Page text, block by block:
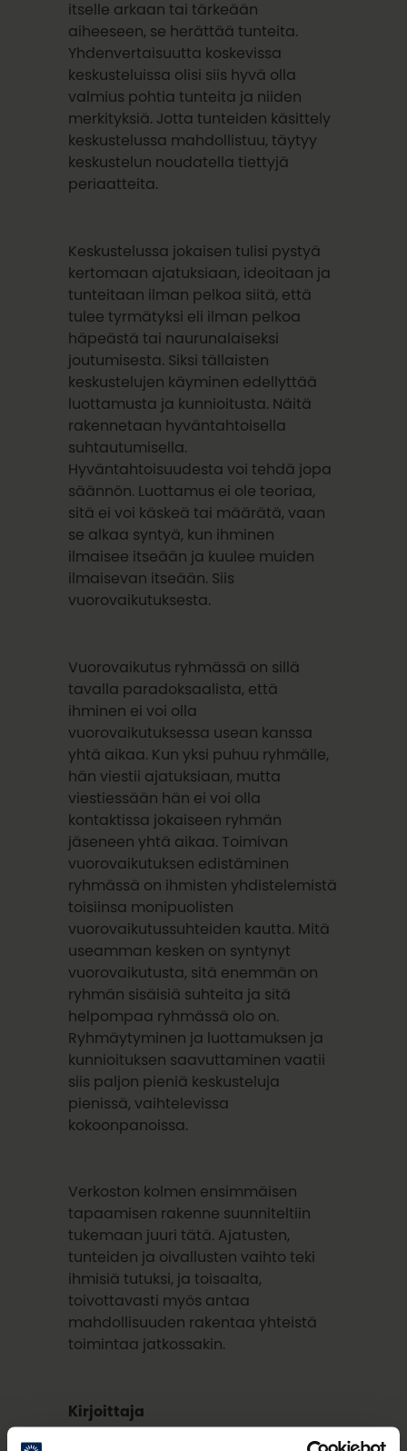
itselle arkaan tai tärkeään
aiheeseen, se herättää tunteita.
Yhdenvertaisuutta koskevissa
keskusteluissa olisi siis hyvä olla
valmius pohtia tunteita ja niiden
merkityksiä. Jotta tunteiden käsittely
keskustelussa mahdollistuu, täytyy
keskustelun noudatella tiettyjä
periaatteita.
Keskustelussa jokaisen tulisi pystyä
kertomaan ajatuksiaan, ideoitaan ja
tunteitaan ilman pelkoa siitä, että
tulee tyrmätyksi eli ilman pelkoa
häpeästä tai naurunalaiseksi
joutumisesta. Siksi tällaisten
keskustelujen käyminen edellyttää
luottamusta ja kunnioitusta. Näitä
rakennetaan hyväntahtoisella
suhtautumisella.
Hyväntahtoisuudesta voi tehdä jopa
säännön. Luottamus ei ole teoriaa,
sitä ei voi käskeä tai määrätä, vaan
se alkaa syntyä, kun ihminen
ilmaisee itseään ja kuulee muiden
ilmaisevan itseään. Siis
vuorovaikutuksesta.
Vuorovaikutus ryhmässä on sillä
tavalla paradoksaalista, että
ihminen ei voi olla
vuorovaikutuksessa usean kanssa
yhtä aikaa. Kun yksi puhuu ryhmälle,
hän viestii ajatuksiaan, mutta
viestiessään hän ei voi olla
kontaktissa jokaiseen ryhmän
jäseneen yhtä aikaa. Toimivan
vuorovaikutuksen edistäminen
ryhmässä on ihmisten yhdistelemistä
toisiinsa monipuolisten
vuorovaikutussuhteiden kautta. Mitä
useamman kesken on syntynyt
vuorovaikutusta, sitä enemmän on
ryhmän sisäisiä suhteita ja sitä
helpompaa ryhmässä olo on.
Ryhmäytyminen ja luottamuksen ja
kunnioituksen saavuttaminen vaatii
siis paljon pieniä keskusteluja
pienissä, vaihtelevissa
kokoonpanoissa.
Verkoston kolmen ensimmäisen
tapaamisen rakenne suunniteltiin
tukemaan juuri tätä. Ajatusten,
tunteiden ja oivallusten vaihto teki
ihmisiä tutuksi, ja toisaalta,
toivottavasti myös antaa
mahdollisuuden rakentaa yhteistä
toimintaa jatkossakin.
Kirjoittaja